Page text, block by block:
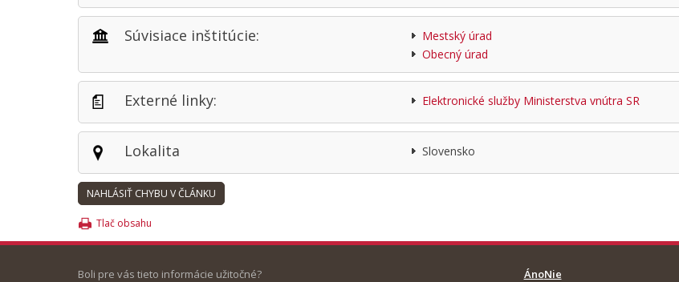
Súvisiace inštitúcie:
Mestský úrad
Obecný úrad
Externé linky: Elektronické služby Ministerstva vnútra SR
Lokalita Slovensko
Tlač obsahu
Boli pre vás tieto informácie užitočné? ÁnoNie